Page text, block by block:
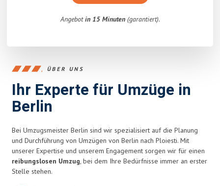
Angebotin 15 Minuten(garantiert).
ÜBER UNS
Ihr Experte für Umzüge in
Berlin
Bei Umzugsmeister Berlin sind wir spezialisiert auf die Planung
und Durchführung von Umzügen von Berlin nach Ploiesti. Mit
unserer Expertise und unserem Engagement sorgen wir für einen
reibungslosen Umzug, bei dem Ihre Bedürfnisse immer an erster
Stelle stehen.